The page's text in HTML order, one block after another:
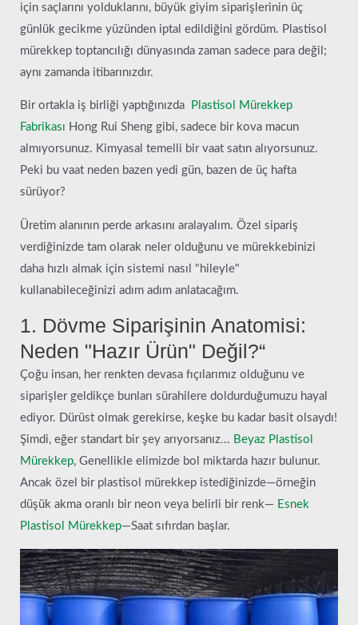
için saçlarını yolduklarını, büyük giyim siparişlerinin üç
günlük gecikme yüzünden iptal edildiğini gördüm. Plastisol
mürekkep toptancılığı dünyasında zaman sadece para değil;
aynı zamanda itibarınızdır.
Bir ortakla iş birliği yaptığınızda
Plastisol Mürekkep
Fabrikası Hong Rui Sheng gibi, sadece bir kova macun
almıyorsunuz. Kimyasal temelli bir vaat satın alıyorsunuz.
Peki bu vaat neden bazen yedi gün, bazen de üç hafta
sürüyor?
Üretim alanının perde arkasını aralayalım. Özel sipariş
verdiğinizde tam olarak neler olduğunu ve mürekkebinizi
daha hızlı almak için sistemi nasıl "hileyle"
kullanabileceğinizi adım adım anlatacağım.
1. Dövme Siparişinin Anatomisi:
Neden "Hazır Ürün" Değil?“
Çoğu insan, her renkten devasa fıçılarımız olduğunu ve
siparişler geldikçe bunları sürahilere doldurduğumuzu hayal
ediyor. Dürüst olmak gerekirse, keşke bu kadar basit olsaydı!
Şimdi, eğer standart bir şey arıyorsanız... Beyaz Plastisol
Mürekkep, Genellikle elimizde bol miktarda hazır bulunur.
Ancak özel bir plastisol mürekkep istediğinizde—örneğin
düşük akma oranlı bir neon veya belirli bir renk— Esnek
Plastisol Mürekkep—Saat sıfırdan başlar.